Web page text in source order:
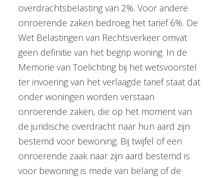
overdrachtsbelasting van 2%. Voor andere
onroerende zaken bedroeg het tarief 6%. De
Wet Belastingen van Rechtsverkeer omvat
geen definitie van het begrip woning. In de
Memorie van Toelichting bij het wetsvoorstel
ter invoering van het verlaagde tarief staat dat
onder woningen worden verstaan
onroerende zaken, die op het moment van
de juridische overdracht naar hun aard zijn
bestemd voor bewoning. Bij twijfel of een
onroerende zaak naar zijn aard bestemd is
voor bewoning is mede van belang of de